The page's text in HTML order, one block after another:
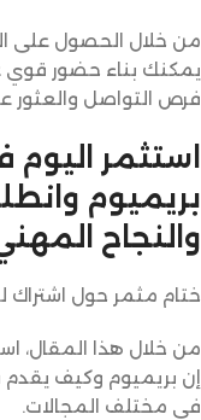
من خلال الحصول على
فرص التواصل
استثمر اليوم
بريميوم
والنجاح
ختام مثمر حول اشتراك
من خلال هذا المقال،
إن بريميوم وكيف
في مختلف المجالات.